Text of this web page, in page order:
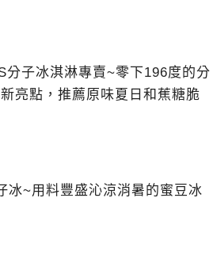
分子冰淇淋專賣~零下196度的分
亮點，推薦原味夏日和蕉糖脆
冰~用料豐盛沁涼消暑的蜜豆冰